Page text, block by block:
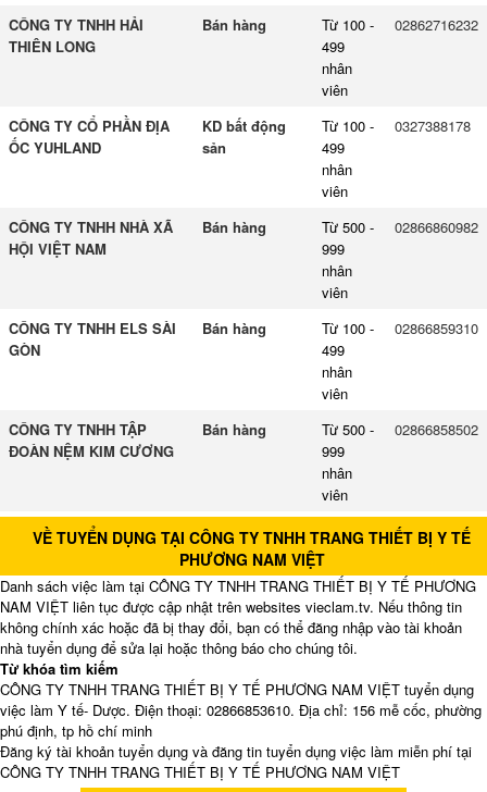
CÔNG TY TNHH HẢI
THIÊN LONG
Bán hàng
Từ 100 -
499
nhân
viên
02862716232
CÔNG TY CỔ PHẦN ĐỊA
ỐC YUHLAND
KD bất động
sản
Từ 100 -
499
nhân
viên
0327388178
CÔNG TY TNHH NHÀ XÃ
HỘI VIỆT NAM
Bán hàng
Từ 500 -
999
nhân
viên
02866860982
CÔNG TY TNHH ELS SÀI
GÒN
Bán hàng
Từ 100 -
499
nhân
viên
02866859310
CÔNG TY TNHH TẬP
ĐOÀN NỆM KIM CƯƠNG
Bán hàng
Từ 500 -
999
nhân
viên
02866858502
VỀ TUYỂN DỤNG TẠI CÔNG TY TNHH TRANG THIẾT BỊ Y TẾ
PHƯƠNG NAM VIỆT
Danh sách việc làm tại CÔNG TY TNHH TRANG THIẾT BỊ Y TẾ PHƯƠNG
NAM VIỆT liên tục được cập nhật trên websites vieclam.tv. Nếu thông tin
không chính xác hoặc đã bị thay đổi, bạn có thể đăng nhập vào tài khoản
nhà tuyển dụng để sửa lại hoặc thông báo cho chúng tôi.
Từ khóa tìm kiếm
CÔNG TY TNHH TRANG THIẾT BỊ Y TẾ PHƯƠNG NAM VIỆT tuyển dụng
việc làm Y tế- Dược. Điện thoại: 02866853610. Địa chỉ: 156 mễ cốc, phường
phú định, tp hồ chí minh
Đăng ký tài khoản tuyển dụng và đăng tin tuyển dụng việc làm miễn phí tại
CÔNG TY TNHH TRANG THIẾT BỊ Y TẾ PHƯƠNG NAM VIỆT